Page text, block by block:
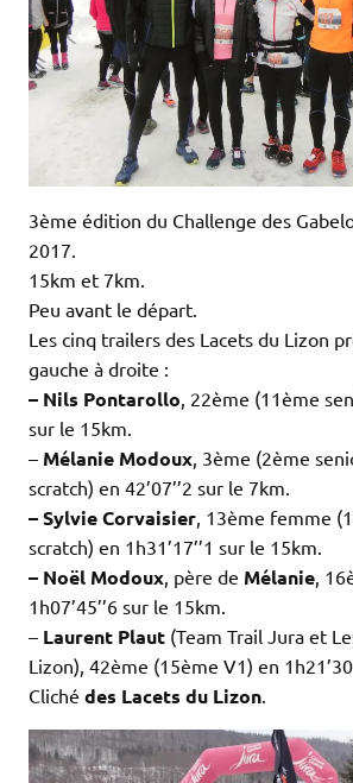
3ème édition du Challenge des
2017.
15km et 7km.
Peu avant le départ.
Les cinq trailers des Lacets du Lizon
gauche à droite :
– Nils Pontarollo, 22ème (11ème
sur le 15km.
– Mélanie Modoux, 3ème (2ème
scratch) en 42’07’’2 sur le 7km.
– Sylvie Corvaisier, 13ème femme
scratch) en 1h31’17’’1 sur le 15km.
– Noël Modoux, père de Mélanie,
1h07’45’’6 sur le 15km.
– Laurent Plaut (Team Trail Jura et
Lizon), 42ème (15ème V1) en
Cliché des Lacets du Lizon.